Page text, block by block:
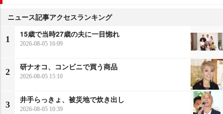
ニュース記事アクセスランキング
1
15歳で当時27歳の夫に一目惚れ
2026-08-05 16:09
2
研ナオコ、コンビニで買う商品
2026-08-05 15:10
3
井手らっきょ、被災地で炊き出し
2026-08-05 10:39